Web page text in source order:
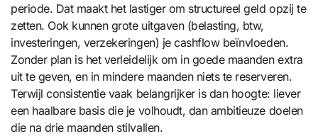
periode. Dat maakt het lastiger om structureel geld opzij te
zetten. Ook kunnen grote uitgaven (belasting, btw,
investeringen, verzekeringen) je cashflow beïnvloeden.
Zonder plan is het verleidelijk om in goede maanden extra
uit te geven, en in mindere maanden niets te reserveren.
Terwijl consistentie vaak belangrijker is dan hoogte: liever
een haalbare basis die je volhoudt, dan ambitieuze doelen
die na drie maanden stilvallen.